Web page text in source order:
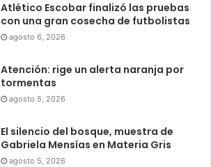
Atlético Escobar finalizó las pruebas
con una gran cosecha de futbolistas
agosto 6, 2026
Atención: rige un alerta naranja por
tormentas
agosto 5, 2026
El silencio del bosque, muestra de
Gabriela Mensías en Materia Gris
agosto 5, 2026